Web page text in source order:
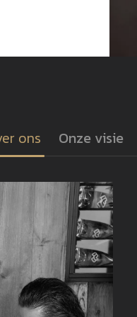
ons Onze visie